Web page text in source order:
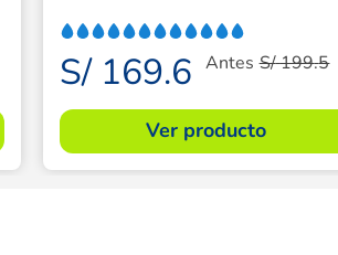
S/ 169.6 AntesS/199.5
Ver producto